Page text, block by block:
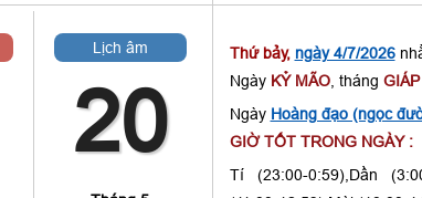
Lịch âm
20
Thứ bảy, ngày 4/7/2026
Ngày KỶ MÃO, tháng
Ngày Hoàng đạo (ngọc
GIỜ TỐT TRONG NGÀY :
Tí (23:00-0:59),Dần